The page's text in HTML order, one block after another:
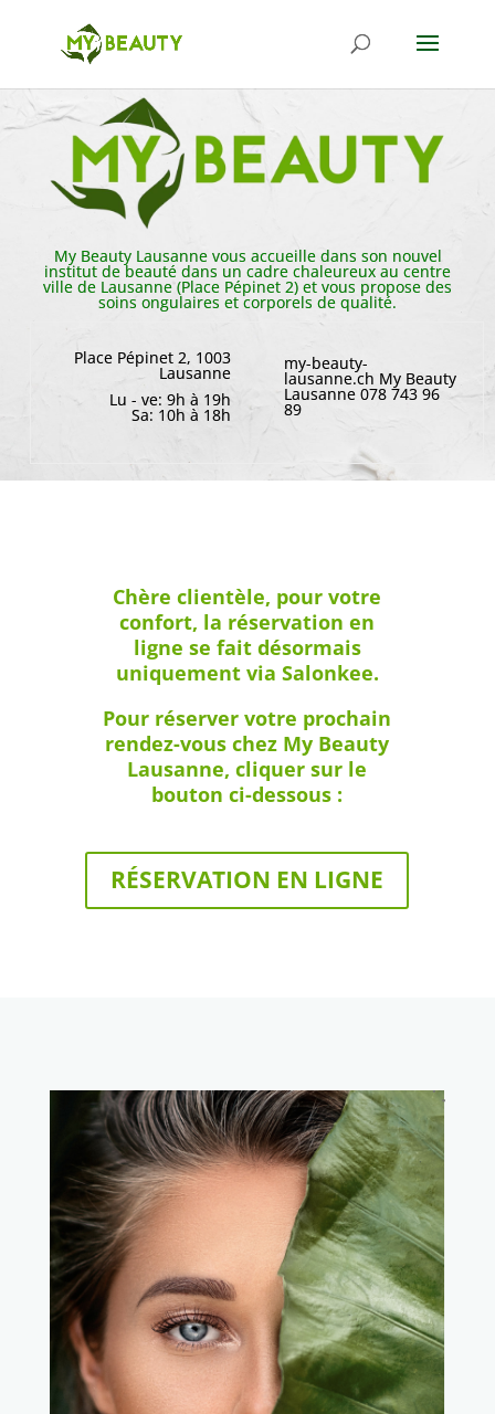
My Beauty Lausanne vous accueille dans son nouvel
institut de beauté dans un cadre chaleureux au centre
ville de Lausanne (Place Pépinet 2) et vous propose des
soins ongulaires et corporels de qualité.
Place Pépinet 2, 1003
Lausanne
Lu - ve: 9h à 19h
Sa: 10h à 18h
my-beauty-
lausanne.ch My Beauty
Lausanne 078 743 96
89
Chère clientèle, pour votre
confort, la réservation en
ligne se fait désormais
uniquement via Salonkee.
Pour réserver votre prochain
rendez-vous chez My Beauty
Lausanne, cliquer sur le
bouton ci-dessous :
RÉSERVATION EN LIGNE